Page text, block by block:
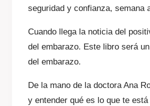
seguridad y confianza, semana
Cuando llega la noticia del
del embarazo. Este libro será
del embarazo.
De la mano de la doctora Ana
y entender qué es lo que te